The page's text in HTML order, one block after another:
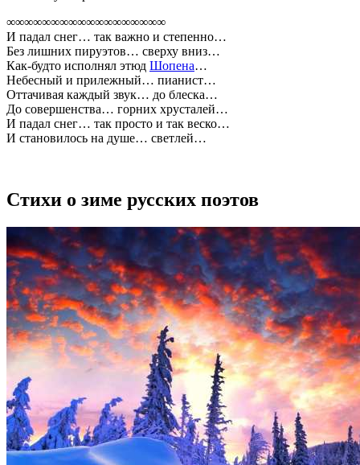
∞∞∞∞∞∞∞∞∞∞∞∞∞∞∞∞∞∞
И падал снег… так важно и степенно…
Без лишних пируэтов… сверху вниз…
Как-будто исполнял этюд Шопена…
Небесный и прилежный… пианист…
Оттачивая каждый звук… до блеска…
До совершенства… горних хрусталей…
И падал снег… так просто и так веско…
И становилось на душе… светлей…
Стихи о зиме русских поэтов